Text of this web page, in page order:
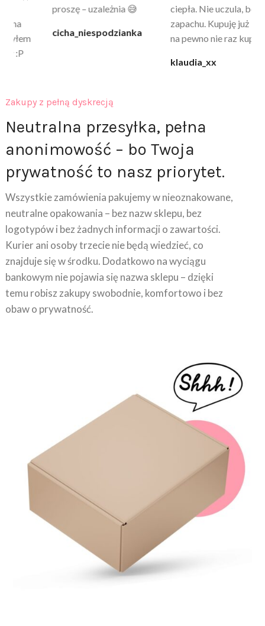
proszę – uzależnia 😅
cicha_niespodzianka
ciepła. Nie uczula, bez
zapachu. Kupuję już 3 raz i
na pewno nie raz kupie
klaudia_xx
Zakupy z pełną dyskrecją
Neutralna przesyłka, pełna
anonimowość – bo Twoja
prywatność to nasz priorytet.
Wszystkie zamówienia pakujemy w nieoznakowane,
neutralne opakowania – bez nazw sklepu, bez
logotypów i bez żadnych informacji o zawartości.
Kurier ani osoby trzecie nie będą wiedzieć, co
znajduje się w środku. Dodatkowo na wyciągu
bankowym nie pojawia się nazwa sklepu – dzięki
temu robisz zakupy swobodnie, komfortowo i bez
obaw o prywatność.